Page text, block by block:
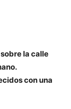
la calle
con una